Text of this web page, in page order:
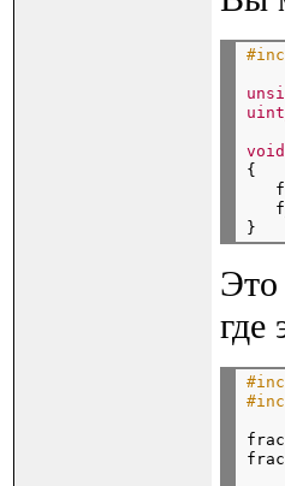
void
{
Это
где